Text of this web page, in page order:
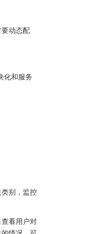
动态配
化和服务
别，监控
看用户对